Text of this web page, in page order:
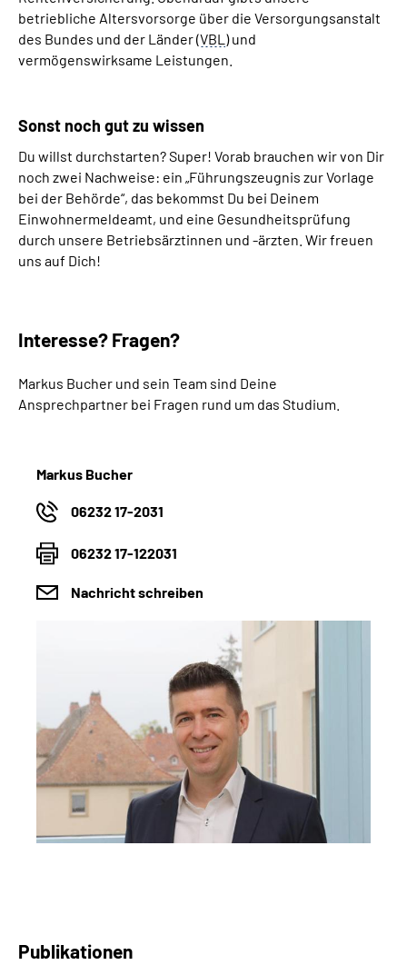
betriebliche Altersvorsorge über die Versorgungsanstalt
des Bundes und der Länder (VBL ) und
vermögenswirksame Leistungen.
Sonst noch gut zu wissen
Du willst durchstarten? Super! Vorab brauchen wir von Dir
noch zwei Nachweise: ein „Führungszeugnis zur Vorlage
bei der Behörde“, das bekommst Du bei Deinem
Einwohnermeldeamt, und eine Gesundheitsprüfung
durch unsere Betriebsärztinnen und -ärzten. Wir freuen
uns auf Dich!
Interesse? Fragen?
Markus Bucher und sein Team sind Deine
Ansprechpartner bei Fragen rund um das Studium.
Markus Bucher
06232 17-2031
06232 17-122031
Nachricht schreiben
Publikationen